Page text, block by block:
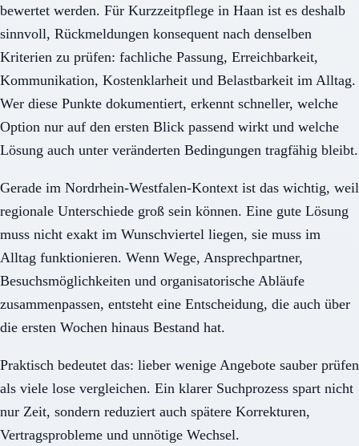
bewertet werden. Für Kurzzeitpflege in Haan ist es deshalb
sinnvoll, Rückmeldungen konsequent nach denselben
Kriterien zu prüfen: fachliche Passung, Erreichbarkeit,
Kommunikation, Kostenklarheit und Belastbarkeit im Alltag.
Wer diese Punkte dokumentiert, erkennt schneller, welche
Option nur auf den ersten Blick passend wirkt und welche
Lösung auch unter veränderten Bedingungen tragfähig bleibt.
Gerade im Nordrhein-Westfalen-Kontext ist das wichtig, weil
regionale Unterschiede groß sein können. Eine gute Lösung
muss nicht exakt im Wunschviertel liegen, sie muss im
Alltag funktionieren. Wenn Wege, Ansprechpartner,
Besuchsmöglichkeiten und organisatorische Abläufe
zusammenpassen, entsteht eine Entscheidung, die auch über
die ersten Wochen hinaus Bestand hat.
Praktisch bedeutet das: lieber wenige Angebote sauber prüfen
als viele lose vergleichen. Ein klarer Suchprozess spart nicht
nur Zeit, sondern reduziert auch spätere Korrekturen,
Vertragsprobleme und unnötige Wechsel.